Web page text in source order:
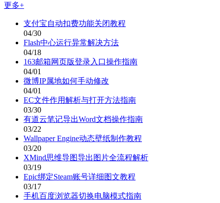
更多+
支付宝自动扣费功能关闭教程
04/30
Flash中心运行异常解决方法
04/18
163邮箱网页版登录入口操作指南
04/01
微博IP属地如何手动修改
04/01
EC文件作用解析与打开方法指南
03/30
有道云笔记导出Word文档操作指南
03/22
Wallpaper Engine动态壁纸制作教程
03/20
XMind思维导图导出图片全流程解析
03/19
Epic绑定Steam账号详细图文教程
03/17
手机百度浏览器切换电脑模式指南